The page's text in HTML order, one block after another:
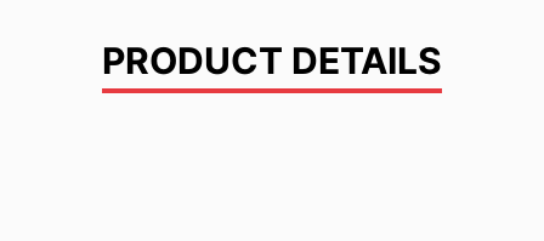
PRODUCT DETAILS